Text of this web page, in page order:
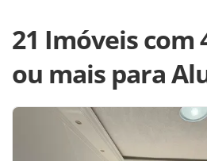
21 Imóveis com
ou mais para